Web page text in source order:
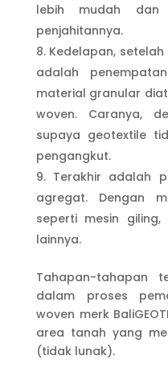
lebih mudah dan
penjahitannya.
Kedelapan,
adalah
material granular
woven. Caranya,
supaya geotextile
pengangkut.
Terakhir adalah
agregat. Dengan
seperti mesin
lainnya.
Tahapan-tahapan
dalam proses
woven merk
area tanah yang
(tidak lunak).